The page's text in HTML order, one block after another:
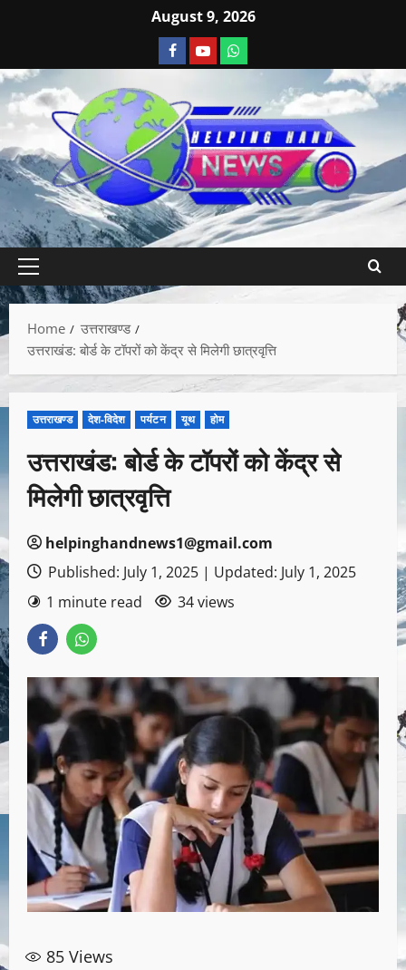
August 9, 2026
Home
उत्तराखण्ड
उत्तराखंड: बोर्ड के टॉपरों को केंद्र से मिलेगी छात्रवृत्ति
उत्तराखण्ड देश-विदेश पर्यटन यूथ होम
उत्तराखंड: बोर्ड के टॉपरों को केंद्र से
मिलेगी छात्रवृत्ति
helpinghandnews1@gmail.com
Published: July 1, 2025 | Updated: July 1, 2025
1 minute read
34 views
85 Views